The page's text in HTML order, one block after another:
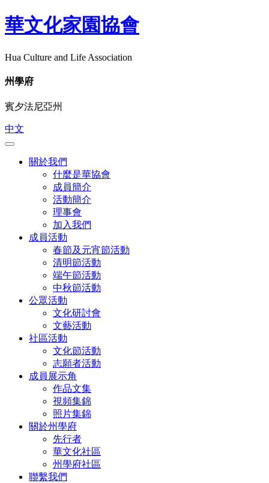
華文化家園協會
Hua Culture and Life Association
州學府
賓夕法尼亞州
中文
關於我們
什麼是華協會
成員簡介
活動簡介
理事會
加入我們
成員活動
春節及元宵節活動
清明節活動
端午節活動
中秋節活動
公眾活動
文化研討會
文藝活動
社區活動
文化節活動
志願者活動
成員展示角
作品文集
視頻集錦
照片集錦
關於州學府
先行者
華文化社區
州學府社區
聯繫我們